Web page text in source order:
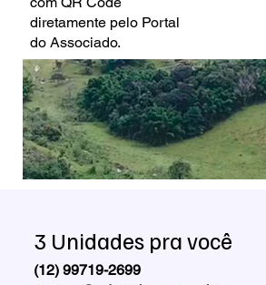
diretamente pelo Portal
do Associado.
3 Unidades pra você
(12) 99719-2699